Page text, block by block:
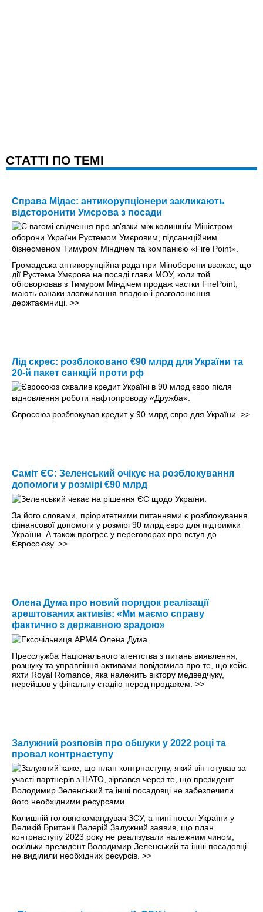
CТАТТІ ПО ТЕМІ
Справа Мідас: антикорупціонери закликають
відсторонити Умєрова з посади
Громадська антикорупційна рада при Міноборони вважає, що
дії Рустема Умєрова на посаді глави МОУ, коли той
обговорював з Тимуром Міндічем продаж частки FirePoint,
мають ознаки зловживання владою і розголошення
держтаємниці. >>
Лід скрес: розблоковано €90 млрд для України та
20-й пакет санкцій проти рф
Євросоюз розблокував кредит у 90 млрд євро для України. >>
Саміт ЄС: Зеленський очікує на розблокування
допомоги у розмірі €90 млрд
За його словами, пріоритетними питаннями є розблокування
фінансової допомоги у розмірі 90 млрд євро для підтримки
України. А також прогрес у переговорах про вступ до
Євросоюзу. >>
Олена Дума про новий порядок реалізації
арештованих активів: «Ми маємо справу
фактично з державною зрадою»
Пресслужба Національного агентства з питань виявлення,
розшуку та управління активами повідомила про те, що кейс
яхти Royal Romance, яка належить віктору медведчуку,
перейшов у фінальну стадію перед продажем. >>
Залужний розповів про обшуки у 2022 році та
провал контрнаступу
Колишній головнокомандувач ЗСУ, а нині посол України у
Великій Британії Валерій Залужний заявив, що план
контрнаступу 2023 року не реалізували належним чином,
оскільки президент Володимир Зеленський та інші посадовці
не виділили необхідних ресурсів. >>